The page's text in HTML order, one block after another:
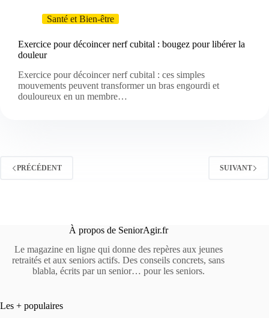
Santé et Bien-être
Exercice pour décoincer nerf cubital : bougez pour libérer la
douleur
Exercice pour décoincer nerf cubital : ces simples
mouvements peuvent transformer un bras engourdi et
douloureux en un membre…
PRÉCÉDENT SUIVANT
À propos de SeniorAgir.fr
Le magazine en ligne qui donne des repères aux jeunes
retraités et aux seniors actifs. Des conseils concrets, sans
blabla, écrits par un senior… pour les seniors.
Les + populaires